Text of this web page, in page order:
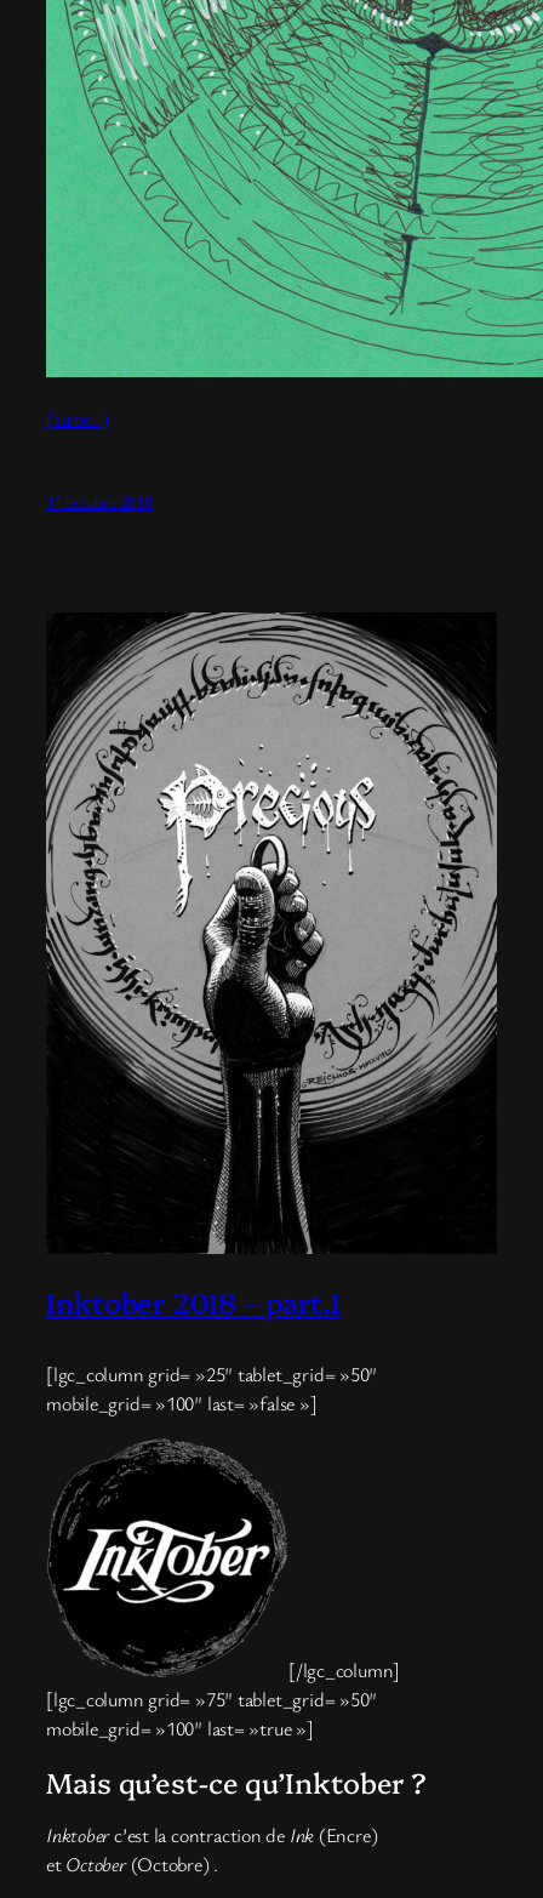
(suite…)
11 octobre 2018
Inktober 2018 – part.1
[lgc_column grid= »25″ tablet_grid= »50″
mobile_grid= »100″ last= »false »]
[/lgc_column]
[lgc_column grid= »75″ tablet_grid= »50″
mobile_grid= »100″ last= »true »]
Mais qu’est-ce qu’Inktober ?
Inktoberc’est la contraction de Ink (Encre)
etOctober(Octobre) .